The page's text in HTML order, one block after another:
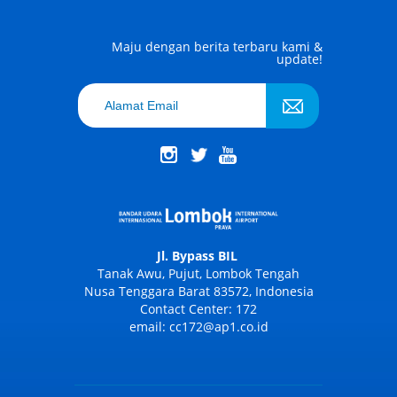
Maju dengan berita terbaru kami &
update!
Jl. Bypass BIL
Tanak Awu, Pujut, Lombok Tengah
Nusa Tenggara Barat 83572, Indonesia
Contact Center: 172
email: cc172@ap1.co.id